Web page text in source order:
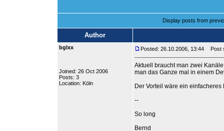
Display posts from
Author
bglxx
Joined: 26 Oct 2006
Posts: 3
Location: Köln
Posted: 26.10.2006, 13:44 Post
Aktuell braucht man zwei
man das Ganze mal in einem
Der Vorteil wäre ein
--
So long
Bernd